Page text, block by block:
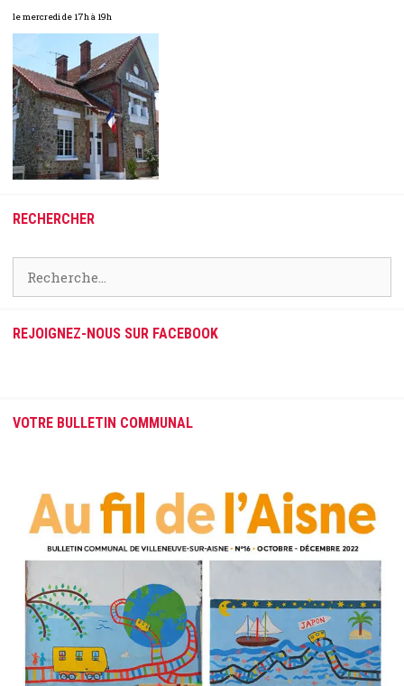
le mercredi de 17h à 19h
RECHERCHER
Rechercher :
REJOIGNEZ-NOUS SUR FACEBOOK
VOTRE BULLETIN COMMUNAL